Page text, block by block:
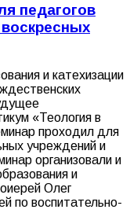
педагогов
и катехизации
«Теология в
проходил для
учреждений и
организовали и
и
Олег
по воспитательно-